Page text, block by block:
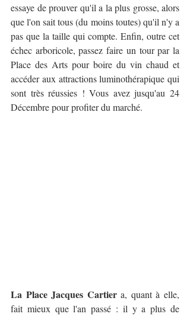
essaye de prouver qu'il a la plus grosse, alors
que l'on sait tous (du moins toutes) qu'il n'y a
pas que la taille qui compte. Enfin, outre cet
échec arboricole, passez faire un tour par la
Place des Arts pour boire du vin chaud et
accéder aux attractions luminothérapique qui
sont très réussies ! Vous avez jusqu'au 24
Décembre pour profiter du marché.
La Place Jacques Cartier a, quant à elle,
fait mieux que l'an passé : il y a plus de